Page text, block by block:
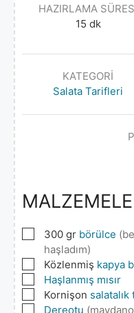
HAZIRLAMA
15 dk
KATEGORI
Salata Tarifleri
▢
300 gr börülce
haşladım)
▢
Közlenmiş kapya
▢
Haşlanmış mısır
▢
Kornişon
▢
Dereotu